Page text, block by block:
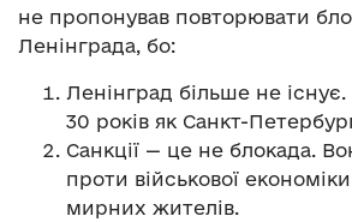
не пропонував повторювати
Ленінграда, бо:
Ленінград більше не
30 років як Санкт-
Санкції — це не блокада.
проти військової
мирних жителів.